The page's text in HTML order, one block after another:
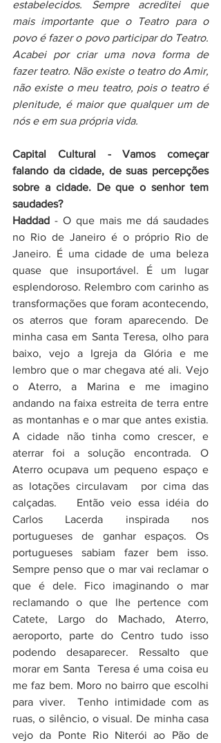
estabelecidos. Sempre acreditei que
mais importante que o Teatro para o
povo é fazer o povo participar do Teatro.
Acabei por criar uma nova forma de
fazer teatro. Não existe o teatro do Amir,
não existe o meu teatro, pois o teatro é
plenitude, é maior que qualquer um de
nós e em sua própria vida.
Capital Cultural - Vamos começar
falando da cidade, de suas percepções
sobre a cidade. De que o senhor tem
saudades?
Haddad - O que mais me dá saudades
no Rio de Janeiro é o próprio Rio de
Janeiro. É uma cidade de uma beleza
quase que insuportável. É um lugar
esplendoroso. Relembro com carinho as
transformações que foram acontecendo,
os aterros que foram aparecendo. De
minha casa em Santa Teresa, olho para
baixo, vejo a Igreja da Glória e me
lembro que o mar chegava até ali. Vejo
o Aterro, a Marina e me imagino
andando na faixa estreita de terra entre
as montanhas e o mar que antes existia.
A cidade não tinha como crescer, e
aterrar foi a solução encontrada. O
Aterro ocupava um pequeno espaço e
as lotações circulavam  por cima das
calçadas.   Então veio essa idéia do
Carlos Lacerda inspirada nos
portugueses de ganhar espaços. Os
portugueses sabiam fazer bem isso.
Sempre penso que o mar vai reclamar o
que é dele. Fico imaginando o mar
reclamando o que lhe pertence com
Catete, Largo do Machado, Aterro,
aeroporto, parte do Centro tudo isso
podendo desaparecer. Ressalto que
morar em Santa  Teresa é uma coisa eu
me faz bem. Moro no bairro que escolhi
para viver.  Tenho intimidade com as
ruas, o silêncio, o visual. De minha casa
vejo da Ponte Rio Niterói ao Pão de